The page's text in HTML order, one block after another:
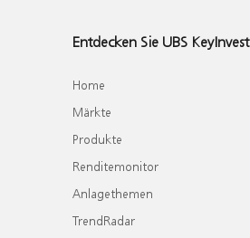
Entdecken Sie UBS KeyInvest
Home
Märkte
Produkte
Renditemonitor
Anlagethemen
TrendRadar